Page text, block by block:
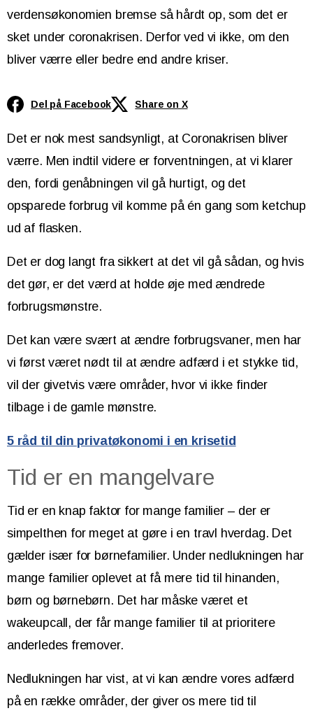
verdensøkonomien bremse så hårdt op, som det er
sket under coronakrisen. Derfor ved vi ikke, om den
bliver værre eller bedre end andre kriser.
Del på Facebook Share on X
Det er nok mest sandsynligt, at Coronakrisen bliver
værre. Men indtil videre er forventningen, at vi klarer
den, fordi genåbningen vil gå hurtigt, og det
opsparede forbrug vil komme på én gang som ketchup
ud af flasken.
Det er dog langt fra sikkert at det vil gå sådan, og hvis
det gør, er det værd at holde øje med ændrede
forbrugsmønstre.
Det kan være svært at ændre forbrugsvaner, men har
vi først været nødt til at ændre adfærd i et stykke tid,
vil der givetvis være områder, hvor vi ikke finder
tilbage i de gamle mønstre.
5 råd til din privatøkonomi i en krisetid
Tid er en mangelvare
Tid er en knap faktor for mange familier – der er
simpelthen for meget at gøre i en travl hverdag. Det
gælder især for børnefamilier. Under nedlukningen har
mange familier oplevet at få mere tid til hinanden,
børn og børnebørn. Det har måske været et
wakeupcall, der får mange familier til at prioritere
anderledes fremover.
Nedlukningen har vist, at vi kan ændre vores adfærd
på en række områder, der giver os mere tid til